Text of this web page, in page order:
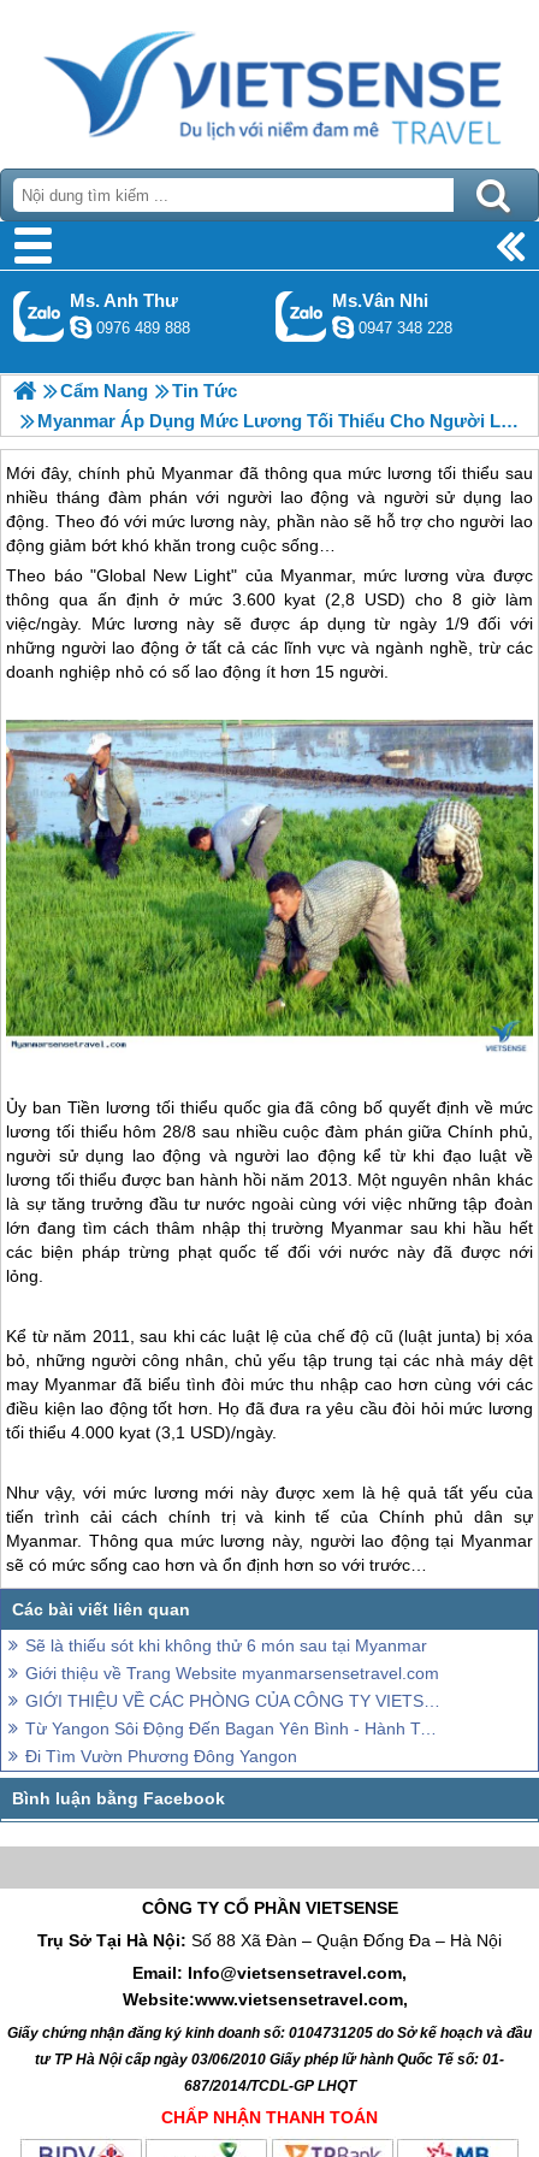
Ms. Anh Thư
0976 489 888
Ms.Vân Nhi
0947 348 228
Cẩm Nang
Tin Tức
Myanmar Áp Dụng Mức Lương Tối Thiểu Cho Người Lao Động
Mới đây, chính phủ Myanmar đã thông qua mức lương tối thiểu sau
nhiều tháng đàm phán với người lao động và người sử dụng lao
động. Theo đó với mức lương này, phần nào sẽ hỗ trợ cho người lao
động giảm bớt khó khăn trong cuộc sống…
Theo báo "Global New Light" của Myanmar, mức lương vừa được
thông qua ấn định ở mức 3.600 kyat (2,8 USD) cho 8 giờ làm
việc/ngày. Mức lương này sẽ được áp dụng từ ngày 1/9 đối với
những người lao động ở tất cả các lĩnh vực và ngành nghề, trừ các
doanh nghiệp nhỏ có số lao động ít hơn 15 người.
Ủy ban Tiền lương tối thiểu quốc gia đã công bố quyết định về mức
lương tối thiểu hôm 28/8 sau nhiều cuộc đàm phán giữa Chính phủ,
người sử dụng lao động và người lao động kể từ khi đạo luật về
lương tối thiểu được ban hành hồi năm 2013. Một nguyên nhân khác
là sự tăng trưởng đầu tư nước ngoài cùng với việc những tập đoàn
lớn đang tìm cách thâm nhập thị trường Myanmarsau khi hầu hết
các biện pháp trừng phạt quốc tế đối với nước này đã được nới
lỏng.
Kể từ năm 2011, sau khi các luật lệ của chế độ cũ (luật junta) bị xóa
bỏ, những người công nhân, chủ yếu tập trung tại các nhà máy dệt
may Myanmar đã biểu tình đòi mức thu nhập cao hơn cùng với các
điều kiện lao động tốt hơn. Họ đã đưa ra yêu cầu đòi hỏi mức lương
tối thiểu 4.000 kyat (3,1 USD)/ngày.
Như vậy, với mức lương mới này được xem là hệ quả tất yếu của
tiến trình cải cách chính trị và kinh tế của Chính phủ dân sự
Myanmar. Thông qua mức lương này, người lao động tại Myanmar
sẽ có mức sống cao hơn và ổn định hơn so với trước…
Sẽ là thiếu sót khi không thử 6 món sau tại Myanmar
Giới thiệu về Trang Website myanmarsensetravel.com
GIỚI THIỆU VỀ CÁC PHÒNG CỦA CÔNG TY VIETSENSE TRAVEL
Từ Yangon Sôi Động Đến Bagan Yên Bình - Hành Trình Đa Sắc Màu ở Myanmar
Đi Tìm Vườn Phương Đông Yangon
CÔNG TY CỔ PHẦN VIETSENSE
Trụ Sở Tại Hà Nội: Số 88 Xã Đàn – Quận Đống Đa – Hà Nội
Email: Info@vietsensetravel.com,
Website:www.vietsensetravel.com,
Giấy chứng nhận đăng ký kinh doanh số: 0104731205 do Sở kế hoạch và đầu
tư TP Hà Nội cấp ngày 03/06/2010 Giấy phép lữ hành Quốc Tế số: 01-
687/2014/TCDL-GP LHQT
CHẤP NHẬN THANH TOÁN